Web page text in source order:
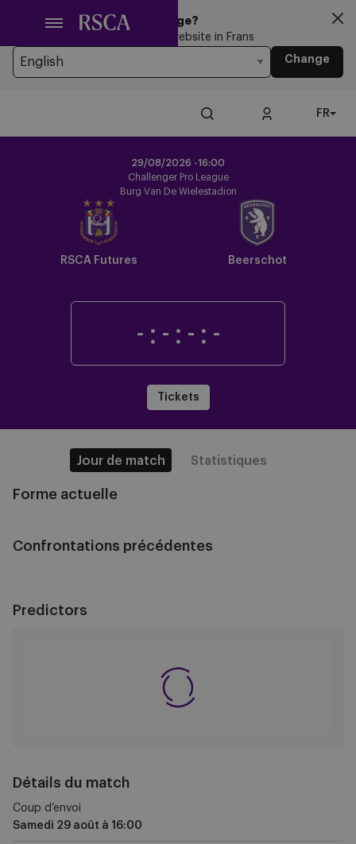
contenu
principal
Looking for another Language?
You’re currently browsing the website in Frans
Change
FR
29/08/2026 -16:00
Challenger Pro League
Burg Van De Wielestadion
RSCA Futures Beerschot
- : - : - : -
Tickets
Jour de match Statistiques
Forme actuelle
Confrontations précédentes
Predictors
Détails du match
Coup d’envoi
Samedi 29 août à 16:00